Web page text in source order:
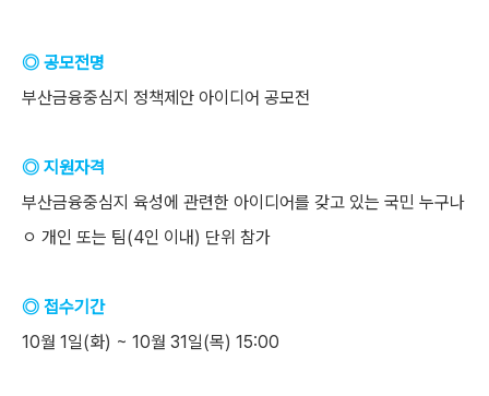
◎ 공모전명
부산금융중심지 정책제안 아이디어 공모전
◎ 지원자격
부산금융중심지 육성에 관련한 아이디어를 갖고 있는 국민 누구나
ㅇ 개인 또는 팀(4인 이내) 단위 참가
◎ 접수기간
10월 1일(화) ~ 10월 31일(목) 15:00